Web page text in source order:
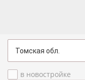
в новостройке